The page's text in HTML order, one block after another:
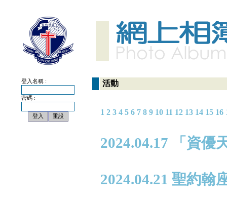
登入名稱 :
密碼 :
活動
1 2 3 4 5 6 7 8 9 10 11 12 13 14 15 16
2024.04.17 「資優
2024.04.21 聖約翰